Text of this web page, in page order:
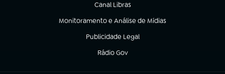
Canal Libras
(abre em nova aba)
Monitoramento e Análise de Mídias
(abre em nova aba)
Publicidade Legal
(abre em nova aba)
Rádio Gov
(abre em nova aba)